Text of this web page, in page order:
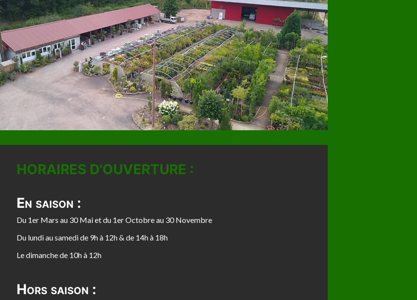
HORAIRES D'OUVERTURE :
En saison :
Du 1er Mars au 30 Mai et du 1er Octobre au 30 Novembre
Du lundi au samedi de 9h à 12h & de 14h à 18h
Le dimanche de 10h à 12h
Hors saison :